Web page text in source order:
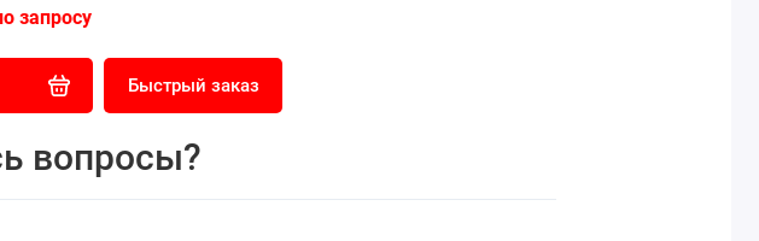
запросу
Быстрый заказ
вопросы?